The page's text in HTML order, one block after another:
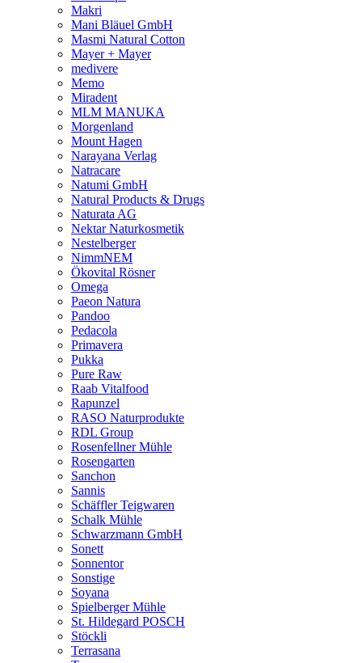
Makri
Mani Bläuel GmbH
Masmi Natural Cotton
Mayer + Mayer
medivere
Memo
Miradent
MLM MANUKA
Morgenland
Mount Hagen
Narayana Verlag
Natracare
Natumi GmbH
Natural Products & Drugs
Naturata AG
Nektar Naturkosmetik
Nestelberger
NimmNEM
Ökovital Rösner
Omega
Paeon Natura
Pandoo
Pedacola
Primavera
Pukka
Pure Raw
Raab Vitalfood
Rapunzel
RASO Naturprodukte
RDL Group
Rosenfellner Mühle
Rosengarten
Sanchon
Sannis
Schäffler Teigwaren
Schalk Mühle
Schwarzmann GmbH
Sonett
Sonnentor
Sonstige
Soyana
Spielberger Mühle
St. Hildegard POSCH
Stöckli
Terrasana